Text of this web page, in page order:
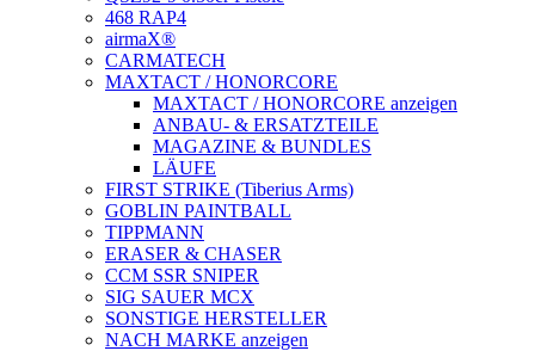
468 RAP4
airmaX®
CARMATECH
MAXTACT / HONORCORE
MAXTACT / HONORCORE anzeigen
ANBAU- & ERSATZTEILE
MAGAZINE & BUNDLES
LÄUFE
FIRST STRIKE (Tiberius Arms)
GOBLIN PAINTBALL
TIPPMANN
ERASER & CHASER
CCM SSR SNIPER
SIG SAUER MCX
SONSTIGE HERSTELLER
NACH MARKE anzeigen